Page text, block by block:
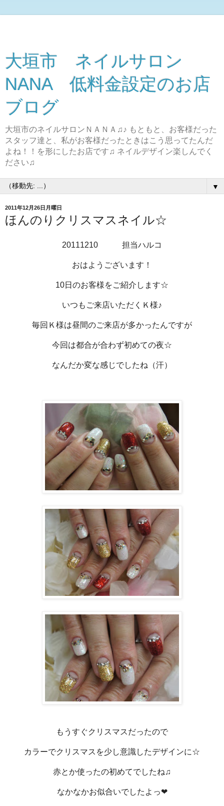
大垣市 ネイルサロン
NANA 低料金設定のお店
ブログ
大垣市のネイルサロンＮＡＮＡ♫♪ もともと、お客様だった
スタッフ達と、私がお客様だったときはこう思ってたんだ
よね！！を形にしたお店です♫ ネイルデザイン楽しんでく
ださい♫
▼
2011年12月26日月曜日
ほんのりクリスマスネイル☆
20111210 担当ハルコ
おはようございます！
10日のお客様をご紹介します☆
いつもご来店いただくＫ様♪
毎回Ｋ様は昼間のご来店が多かったんですが
今回は都合が合わず初めての夜☆
なんだか変な感じでしたね（汗）
もうすぐクリスマスだったので
カラーでクリスマスを少し意識したデザインに☆
赤とか使ったの初めてでしたね♫
なかなかお似合いでしたよっ❤